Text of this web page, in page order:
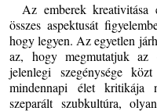
Az emberek kreativitása
összes aspektusát
hogy legyen. Az egyetlen
az, hogy megmutatjuk az
jelenlegi szegénysége
mindennapi élet kritikája
szeparált szubkultúra,